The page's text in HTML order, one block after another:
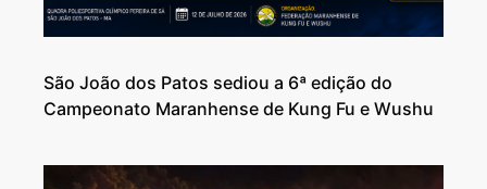
São João dos Patos sediou a 6ª edição do
Campeonato Maranhense de Kung Fu e Wushu